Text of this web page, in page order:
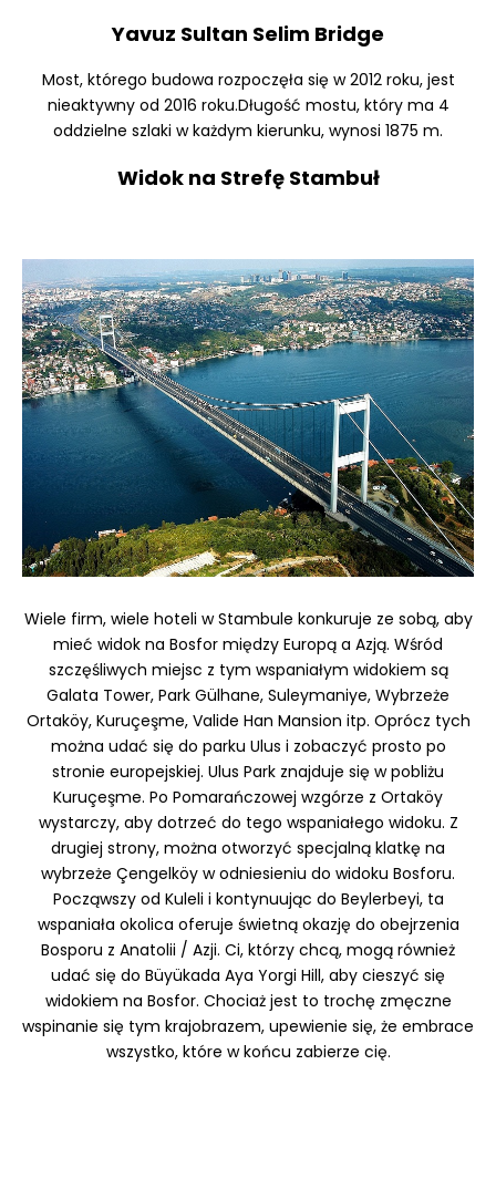
Yavuz Sultan Selim Bridge
Most, którego budowa rozpoczęła się w 2012 roku, jest
nieaktywny od 2016 roku.Długość mostu, który ma 4
oddzielne szlaki w każdym kierunku, wynosi 1875 m.
Widok na Strefę Stambuł
Wiele firm, wiele hoteli w Stambule konkuruje ze sobą, aby
mieć widok na Bosfor między Europą a Azją. Wśród
szczęśliwych miejsc z tym wspaniałym widokiem są
Galata Tower, Park Gülhane, Suleymaniye, Wybrzeże
Ortaköy, Kuruçeşme, Valide Han Mansion itp. Oprócz tych
można udać się do parku Ulus i zobaczyć prosto po
stronie europejskiej. Ulus Park znajduje się w pobliżu
Kuruçeşme. Po Pomarańczowej wzgórze z Ortaköy
wystarczy, aby dotrzeć do tego wspaniałego widoku. Z
drugiej strony, można otworzyć specjalną klatkę na
wybrzeże Çengelköy w odniesieniu do widoku Bosforu.
Począwszy od Kuleli i kontynuując do Beylerbeyi, ta
wspaniała okolica oferuje świetną okazję do obejrzenia
Bosporu z Anatolii / Azji. Ci, którzy chcą, mogą również
udać się do Büyükada Aya Yorgi Hill, aby cieszyć się
widokiem na Bosfor. Chociaż jest to trochę zmęczne
wspinanie się tym krajobrazem, upewienie się, że embrace
wszystko, które w końcu zabierze cię.